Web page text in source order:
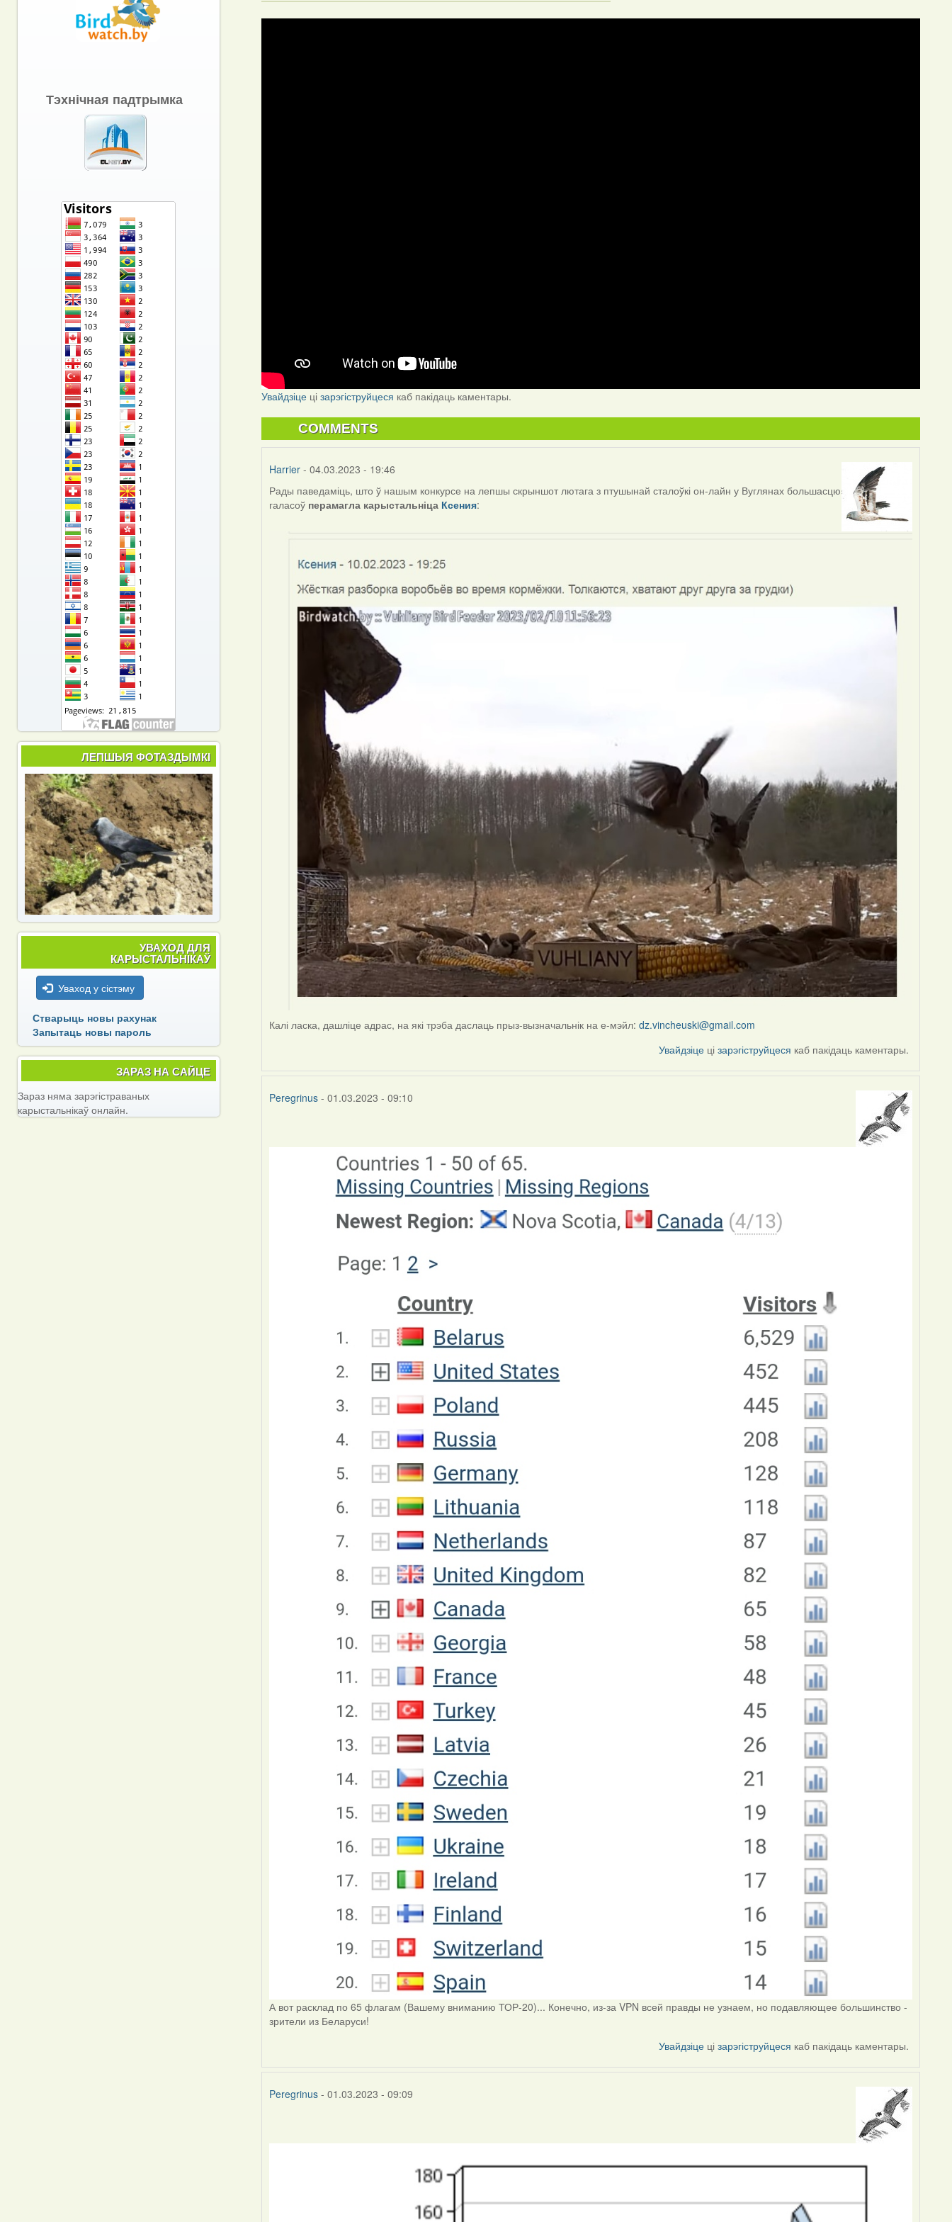
Увайдзіце цізарэгіструйцеся каб пакідаць каментары.
COMMENTS
Harrier - 04.03.2023 - 19:46
Рады паведаміць, што ў нашым конкурсе на лепшы скрыншот лютага з птушынай сталоўкі он-лайн у Вуглянах большасцю
галасоў перамагла карыстальніца Ксения:
Калі ласка, дашліце адрас, на які трэба даслаць прыз-вызначальнік на е-мэйл:dz.vincheuski@gmail.com
Увайдзіце цізарэгіструйцеся каб пакідаць каментары.
Peregrinus - 01.03.2023 - 09:10
А вот расклад по 65 флагам (Вашему вниманию ТОР-20)... Конечно, из-за VPN всей правды не узнаем, но подавляющее большинство -
зрители из Беларуси!
Увайдзіце цізарэгіструйцеся каб пакідаць каментары.
Peregrinus - 01.03.2023 - 09:09
Тэхнічная падтрымка
ЛЕПШЫЯ ФОТАЗДЫМКІ
УВАХОД ДЛЯ
КАРЫСТАЛЬНІКАЎ
Уваход у сістэму
Стварыць новы рахунак
Запытаць новы пароль
ЗАРАЗ НА САЙЦЕ
Зараз няма зарэгістраваных
карыстальнікаў онлайн.